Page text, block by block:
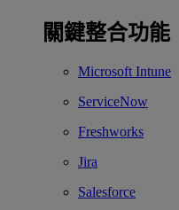
關鍵整合功能
Microsoft Intune
ServiceNow
Freshworks
Jira
Salesforce